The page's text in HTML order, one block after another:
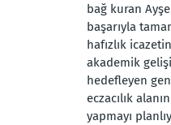
bağ kuran
başarıyla
hafızlık
akademik
hedefleyen
eczacılık
yapmayı